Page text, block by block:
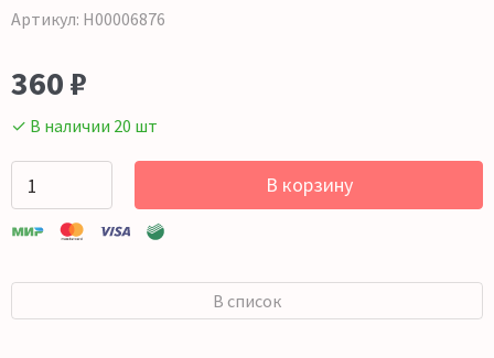
Артикул: Н00006876
360 ₽
✓ В наличии 20 шт
В корзину
В список